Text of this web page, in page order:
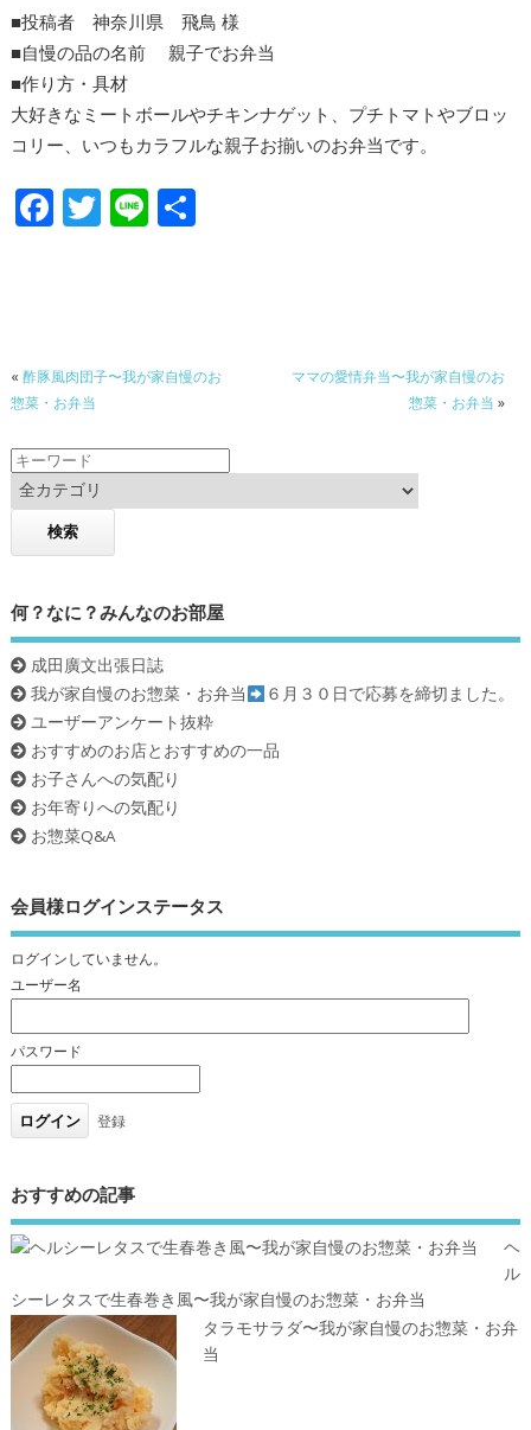
■投稿者 神奈川県 飛鳥 様
■自慢の品の名前 親子でお弁当
■作り方・具材
大好きなミートボールやチキンナゲット、プチトマトやブロッ
コリー、いつもカラフルな親子お揃いのお弁当です。
F
o
o
k
T Li 共
« 酢豚風肉団子〜我が家自慢のお
惣菜・お弁当
ママの愛情弁当〜我が家自慢のお
惣菜・お弁当 »
何？なに？みんなのお部屋
成田廣文出張日誌
我が家自慢のお惣菜・お弁当
６月３０日で応募を締切ました。
ユーザーアンケート抜粋
おすすめのお店とおすすめの一品
お子さんへの気配り
お年寄りへの気配り
お惣菜Q&A
会員様ログインステータス
ログインしていません。
ユーザー名
パスワード
登録
おすすめの記事
ヘ
ル
シーレタスで生春巻き風〜我が家自慢のお惣菜・お弁当
タラモサラダ〜我が家自慢のお惣菜・お弁
当